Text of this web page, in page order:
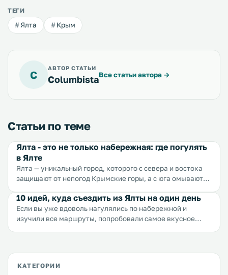
ТЕГИ
Ялта Крым
C
АВТОР СТАТЬИ
ColumbistaВсе статьи автора →
Статьи по теме
Ялта - это не только набережная: где погулять
в Ялте
Ялта — уникальный город, которого с севера и востока
защищают от непогод Крымские горы, а с юга омывают
климатом, практически всегда прекрасной погодой,
массой потрясающих природных и архитектурных
достопримечательностей, ароматными винами, богатой
Массандровского, бутылка вина с Массандровского
10 идей, куда съездить из Ялты на один день
Если вы уже вдоволь нагулялись по набережной и
изучили все маршруты, попробовали самое вкусное
КАТЕГОРИИ